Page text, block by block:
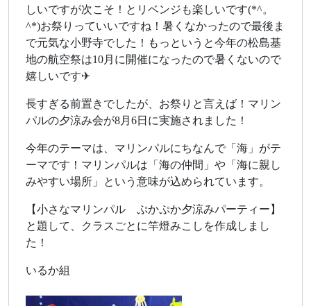
しいですが次こそ！とリベンジも楽しいです(*^。
^*)お祭りっていいですね！暑くなかったので最後ま
で元気な小野寺でした！もっというと今年の松島基
地の航空祭は10月に開催になったので暑くないので
嬉しいです✈
長すぎる前置きでしたが、お祭りと言えば！マリン
パルの夕涼み会が8月6日に実施されました！
今年のテーマは、マリンパルにちなんで「海」がテ
ーマです！マリンパルは「海の仲間」や「海に親し
みやすい場所」という意味が込められています。
【小さなマリンパル ぷかぷか夕涼みパーティー】
と題して、クラスごとに竿燈みこしを作成しまし
た！
いるか組